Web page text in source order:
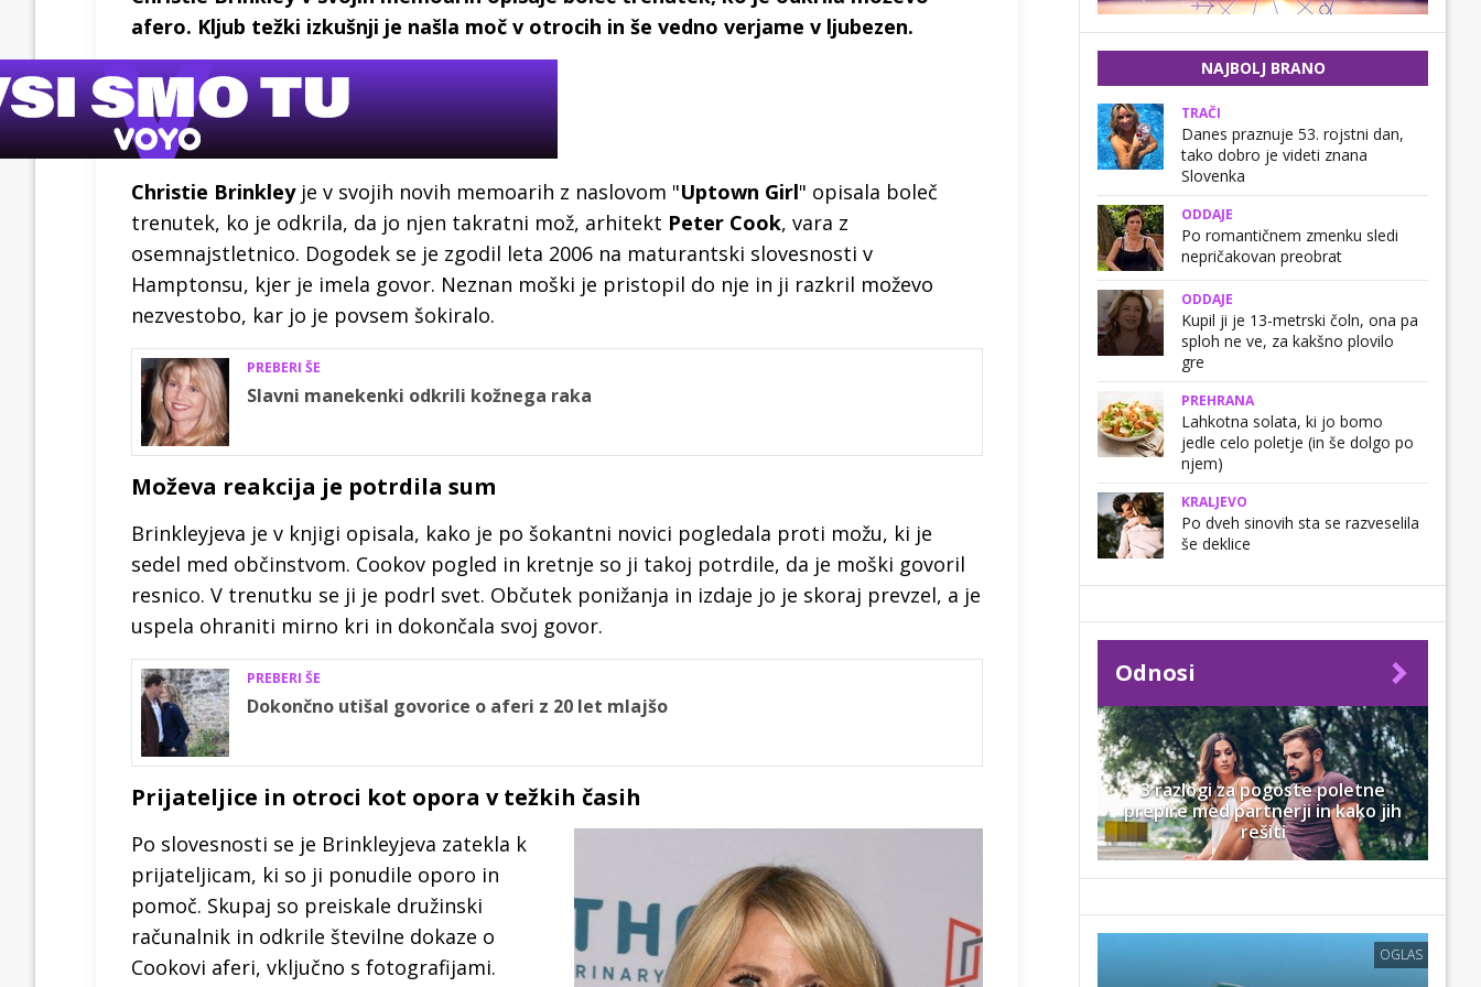
afero. Kljub težki izkušnji je našla moč v otrocih in še vedno verjame v ljubezen.
Christie Brinkleyje v svojih novih memoarih z naslovom "Uptown Girl" opisala boleč
trenutek, ko je odkrila, da jo njen takratni mož, arhitekt Peter Cook, vara z
osemnajstletnico. Dogodek se je zgodil leta 2006 na maturantski slovesnosti v
Hamptonsu, kjer je imela govor. Neznan moški je pristopil do nje in ji razkril moževo
nezvestobo, kar jo je povsem šokiralo.
PREBERI ŠE
Slavni manekenki odkrili kožnega raka
Moževa reakcija je potrdila sum
Brinkleyjeva je v knjigi opisala, kako je po šokantni novici pogledala proti možu, ki je
sedel med občinstvom. Cookov pogled in kretnje so ji takoj potrdile, da je moški govoril
resnico. V trenutku se ji je podrl svet. Občutek ponižanja in izdaje jo je skoraj prevzel, a je
uspela ohraniti mirno kri in dokončala svoj govor.
PREBERI ŠE
Dokončno utišal govorice o aferi z 20 let mlajšo
Prijateljice in otroci kot opora v težkih časih
Po slovesnosti se je Brinkleyjeva zatekla k
prijateljicam, ki so ji ponudile oporo in
pomoč. Skupaj so preiskale družinski
računalnik in odkrile številne dokaze o
Cookovi aferi, vključno s fotografijami.
NAJBOLJ BRANO
TRAČI
Danes praznuje 53. rojstni dan,
tako dobro je videti znana
Slovenka
ODDAJE
Po romantičnem zmenku sledi
nepričakovan preobrat
ODDAJE
Kupil ji je 13-metrski čoln, ona pa
sploh ne ve, za kakšno plovilo
gre
PREHRANA
Lahkotna solata, ki jo bomo
jedle celo poletje (in še dolgo po
njem)
KRALJEVO
Po dveh sinovih sta se razveselila
še deklice
Odnosi
3 razlogi za pogoste poletne
prepire med partnerji in kako jih
rešiti
OGLAS